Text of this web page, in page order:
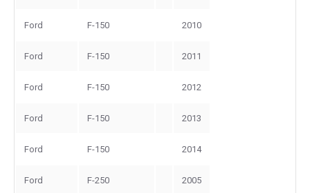
Ford F-150 2010
Ford F-150 2011
Ford F-150 2012
Ford F-150 2013
Ford F-150 2014
Ford F-250 2005